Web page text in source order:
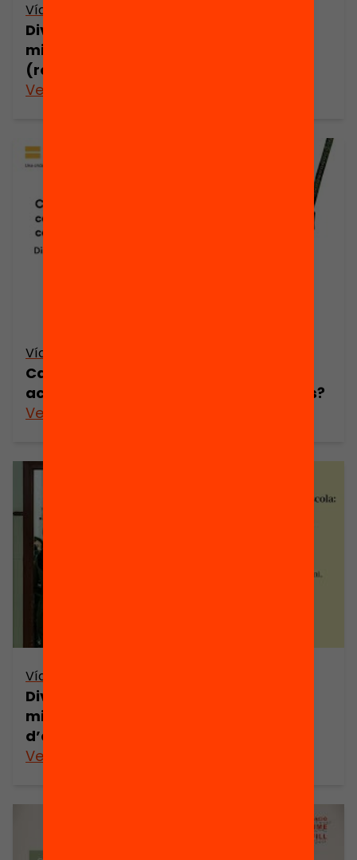
Vídeo
Diversificació i inclusió a l’escola: com
millorar l’atenció a la diversitat?
(resum)
Veure’n més
Vídeo
Cap alumne sense orientació: com
acompanyar en temps de coronavirus?
Veure’n més
Vídeo
Diversificació i inclusió a l’escola: com
millorar l’atenció a les diversitats
d’aprenentatge?
Veure’n més